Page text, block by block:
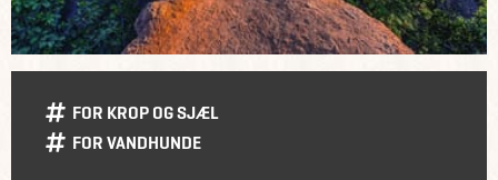
FOR KROP OG SJÆL
FOR VANDHUNDE